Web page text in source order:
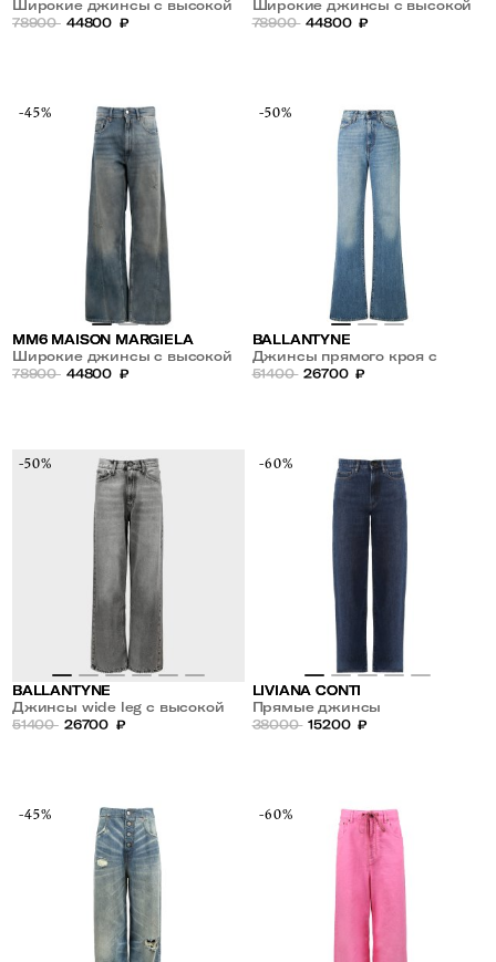
Широкие джинсы с высокой
посадкой
78900 44800 ₽
Широкие джинсы с высокой
посадкой
78900 44800 ₽
-45%
MM6 MAISON MARGIELA
Широкие джинсы с высокой
посадкой
78900 44800 ₽
-50%
BALLANTYNE
Джинсы прямого кроя с
высокой посадкой
51400 26700 ₽
-50%
BALLANTYNE
Джинсы wide leg с высокой
посадкой
51400 26700 ₽
-60%
LIVIANA CONTI
Прямые джинсы
38000 15200 ₽
-45% -60%